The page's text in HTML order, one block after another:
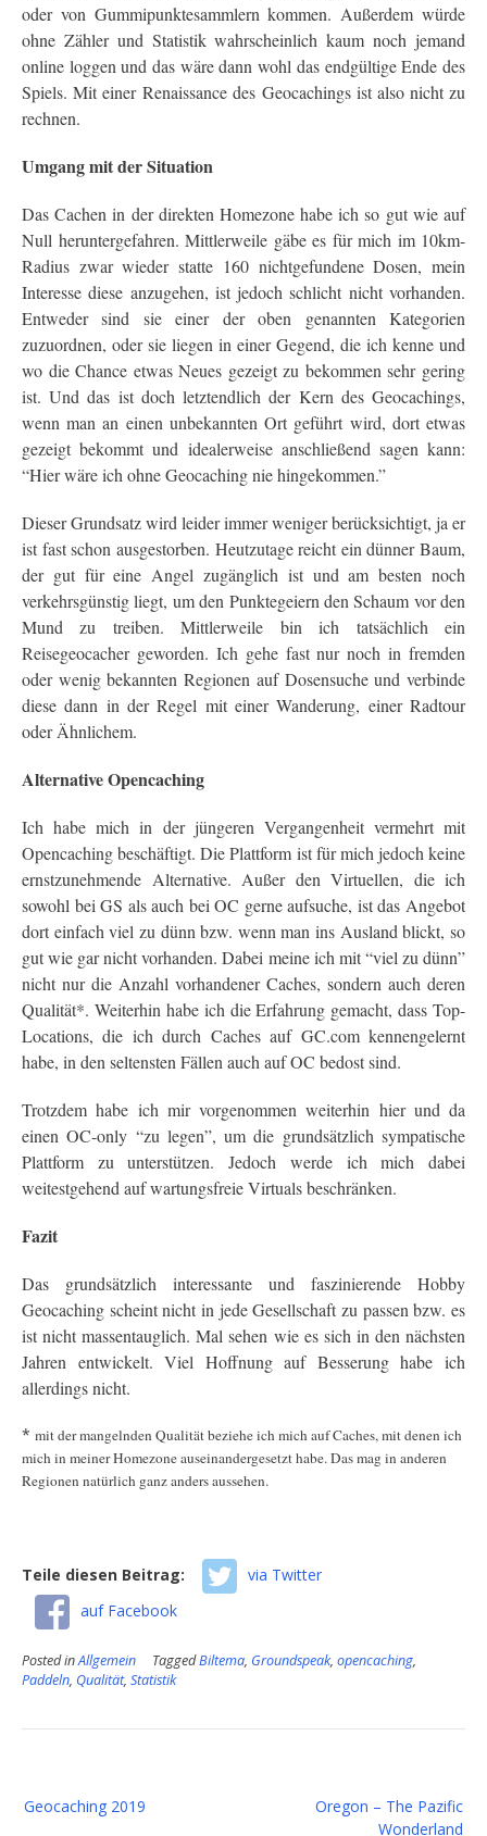
oder von Gummipunktesammlern kommen. Außerdem würde
ohne Zähler und Statistik wahrscheinlich kaum noch jemand
online loggen und das wäre dann wohl das endgültige Ende des
Spiels. Mit einer Renaissance des Geocachings ist also nicht zu
rechnen.
Umgang mit der Situation
Das Cachen in der direkten Homezone habe ich so gut wie auf
Null heruntergefahren. Mittlerweile gäbe es für mich im 10km-
Radius zwar wieder statte 160 nichtgefundene Dosen, mein
Interesse diese anzugehen, ist jedoch schlicht nicht vorhanden.
Entweder sind sie einer der oben genannten Kategorien
zuzuordnen, oder sie liegen in einer Gegend, die ich kenne und
wo die Chance etwas Neues gezeigt zu bekommen sehr gering
ist. Und das ist doch letztendlich der Kern des Geocachings,
wenn man an einen unbekannten Ort geführt wird, dort etwas
gezeigt bekommt und idealerweise anschließend sagen kann:
“Hier wäre ich ohne Geocaching nie hingekommen.”
Dieser Grundsatz wird leider immer weniger berücksichtigt, ja er
ist fast schon ausgestorben. Heutzutage reicht ein dünner Baum,
der gut für eine Angel zugänglich ist und am besten noch
verkehrsgünstig liegt, um den Punktegeiern den Schaum vor den
Mund zu treiben. Mittlerweile bin ich tatsächlich ein
Reisegeocacher geworden. Ich gehe fast nur noch in fremden
oder wenig bekannten Regionen auf Dosensuche und verbinde
diese dann in der Regel mit einer Wanderung, einer Radtour
oder Ähnlichem.
Alternative Opencaching
Ich habe mich in der jüngeren Vergangenheit vermehrt mit
Opencaching beschäftigt. Die Plattform ist für mich jedoch keine
ernstzunehmende Alternative. Außer den Virtuellen, die ich
sowohl bei GS als auch bei OC gerne aufsuche, ist das Angebot
dort einfach viel zu dünn bzw. wenn man ins Ausland blickt, so
gut wie gar nicht vorhanden. Dabei meine ich mit “viel zu dünn”
nicht nur die Anzahl vorhandener Caches, sondern auch deren
Qualität*. Weiterhin habe ich die Erfahrung gemacht, dass Top-
Locations, die ich durch Caches auf GC.com kennengelernt
habe, in den seltensten Fällen auch auf OC bedost sind.
Trotzdem habe ich mir vorgenommen weiterhin hier und da
einen OC-only “zu legen”, um die grundsätzlich sympatische
Plattform zu unterstützen. Jedoch werde ich mich dabei
weitestgehend auf wartungsfreie Virtuals beschränken.
Fazit
Das grundsätzlich interessante und faszinierende Hobby
Geocaching scheint nicht in jede Gesellschaft zu passen bzw. es
ist nicht massentauglich. Mal sehen wie es sich in den nächsten
Jahren entwickelt. Viel Hoffnung auf Besserung habe ich
allerdings nicht.
* mit der mangelnden Qualität beziehe ich mich auf Caches, mit denen ich
mich in meiner Homezone auseinandergesetzt habe. Das mag in anderen
Regionen natürlich ganz anders aussehen.
Teile diesen Beitrag:
via Twitter
auf Facebook
Posted inAllgemein TaggedBiltema, Groundspeak, opencaching,
Paddeln, Qualität, Statistik
Oregon – The Pazific
Wonderland
Geocaching 2019